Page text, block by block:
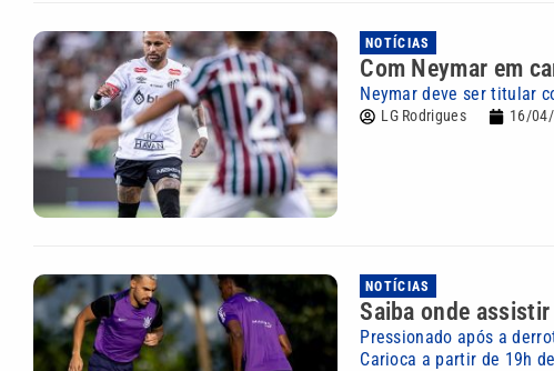
NOTÍCIAS
Com Neymar em
Neymar deve ser titular
LG Rodrigues 16/
NOTÍCIAS
Saiba onde
Pressionado após a
Carioca a partir de 19h